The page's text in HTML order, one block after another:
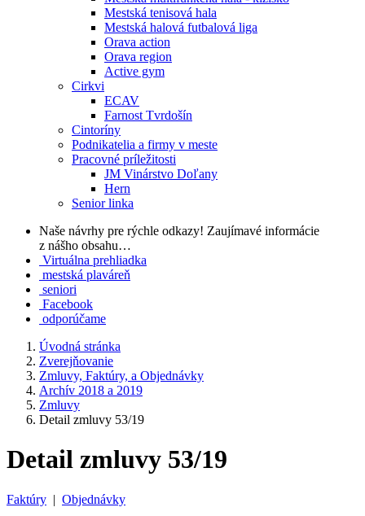
Mestská tenisová hala
Mestská halová futbalová liga
Orava action
Orava region
Active gym
Cirkvi
ECAV
Farnost Tvrdošín
Cintoríny
Podnikatelia a firmy v meste
Pracovné príležitosti
JM Vinárstvo Doľany
Hern
Senior linka
Naše návrhy pre rýchle odkazy! Zaujímavé informácie
z nášho obsahu…
Virtuálna prehliadka
mestská plaváreň
seniori
Facebook
odporúčame
Úvodná stránka
Zverejňovanie
Zmluvy, Faktúry, a Objednávky
Archív 2018 a 2019
Zmluvy
Detail zmluvy 53/19
Detail zmluvy 53/19
Faktúry | Objednávky